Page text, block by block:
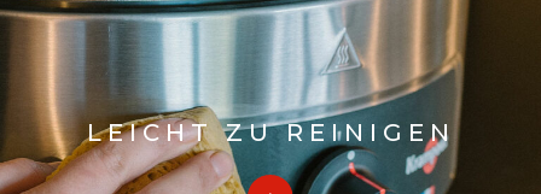
LEICHT ZU REINIGEN